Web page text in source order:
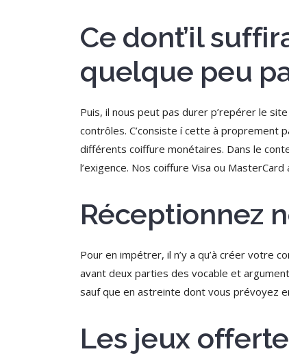
Ce dont’il
quelque peu
Puis, il nous peut pas durer p’repérer le
contrôles. C’consiste í cette à proprement
différents coiffure monétaires. Dans le
l’exigence. Nos coiffure Visa ou
Réceptionnez
Pour en impétrer, il n’y a qu’à créer votre
avant deux parties des vocable et
sauf que en astreinte dont vous prévoyez
Les jeux